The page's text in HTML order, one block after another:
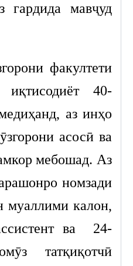
гардида мавҷуд
факултети
иқтисодиёт 40-
аз инҳо
асосӣ ва
мебошад. Аз
номзади
муаллими калон,
ва 24-
татқиқотчӣ